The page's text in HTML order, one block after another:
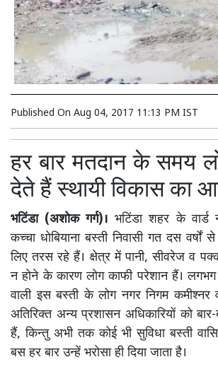
Published On Aug 04, 2017 11:13 PM IST
हर बार मतदान के समय
देते हैं स्थायी विकास का
भटिंडा (अशोक गर्ग)।भटिंडा शहर के
कच्चा धोबियाना बस्ती निवासी गत दस
लिए तरस रहे हैं। क्षेत्र में पानी, सीवरेज व
न होने के कारण लोग काफी परेशान हैं।
वाली इस बस्ती के लोग नगर निगम कमीश्नर
अतिरिक्त अन्य प्रशासन अधिकारियों को
हैं, किन्तु अभी तक कोई भी सुविधा बस्ती
बस हर बार उन्हें भरोसा ही दिया जाता है।